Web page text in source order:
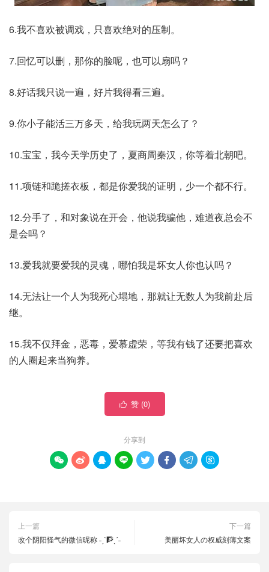
6.我不喜欢被调戏，只喜欢绝对的压制。
7.回忆可以删，那你的脸呢，也可以扇吗？
8.好话我只说一遍，好片我得看三遍。
9.你小子能活三万多天，给我玩两天怎么了？
10.宝宝，我今天学历史了，夏商周秦汉，你等着北朝吧。
11.项链和跪搓衣板，都是你爱我的证明，少一个都不行。
12.分手了，和对象说在开会，他说我骗他，难道夜总会不
是会吗？
13.爱我就要爱我的灵魂，哪怕我是坏女人你也认吗？
14.无法让一个人为我死心塌地，那就让无数人为我前赴后
继。
15.我不仅拜金，恶毒，爱慕虚荣，等我有钱了还要把喜欢
的人圈起来当狗养。
 赞 (0)
分享到
       
上一篇
改个阴阳怪气的微信昵称 ˗ˏˋ🧗ˎˊ˗
下一篇
美丽坏女人の权威刻薄文案